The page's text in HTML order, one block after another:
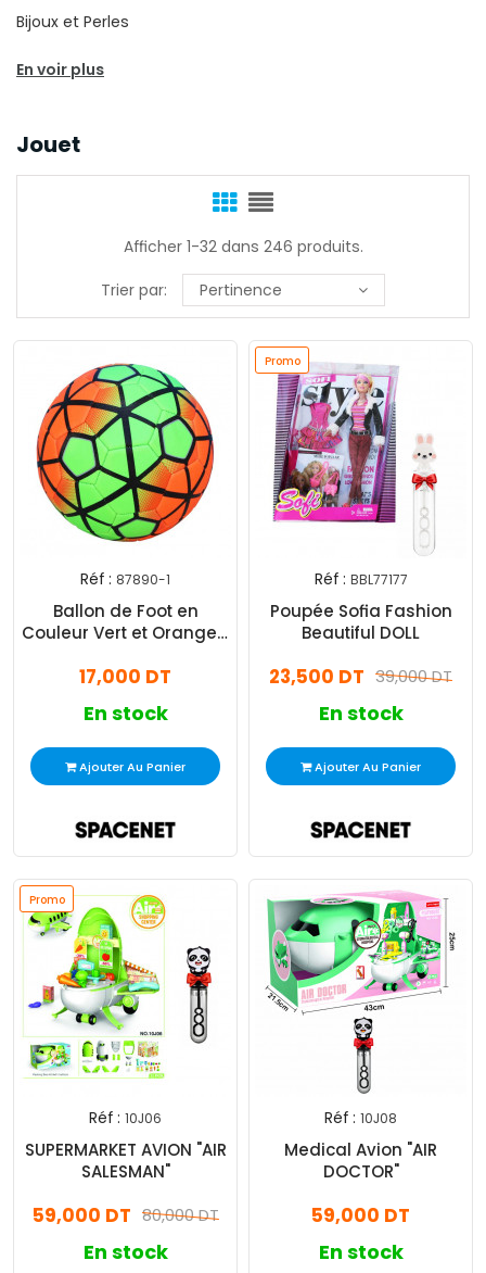
Bijoux et Perles
En voir plus
Jouet
Afficher 1-32 dans 246 produits.
Trier par:
Pertinence
Réf : 87890-1
Ballon de Foot en
Couleur Vert et Orange /
17,000 DT
En stock
Ajouter Au Panier
Promo
Réf : BBL77177
Poupée Sofia Fashion
Beautiful DOLL
39,000 DT
23,500 DT
En stock
Ajouter Au Panier
Promo
Réf : 10J06
SUPERMARKET AVION "AIR
SALESMAN"
80,000 DT
59,000 DT
En stock
Réf : 10J08
Medical Avion "AIR
DOCTOR"
59,000 DT
En stock